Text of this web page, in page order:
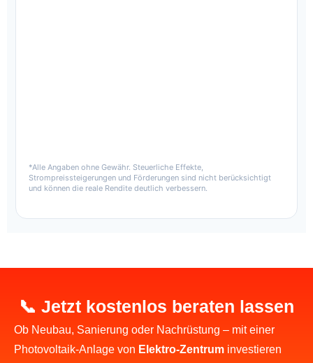
*Alle Angaben ohne Gewähr. Steuerliche Effekte,
Strompreissteigerungen und Förderungen sind nicht berücksichtigt
und können die reale Rendite deutlich verbessern.
📞 Jetzt kostenlos beraten lassen
Ob Neubau, Sanierung oder Nachrüstung – mit einer
Photovoltaik-Anlage von Elektro-Zentrum investieren